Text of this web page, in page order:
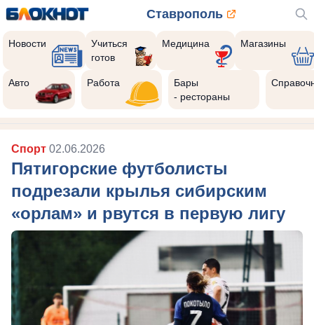
Ставрополь
Новости
Учиться
готов
Медицина Магазины
Авто Работа
Бары
- рестораны
Спорт 02.06.2026
Пятигорские футболисты
подрезали крылья сибирским
«орлам» и рвутся в первую лигу